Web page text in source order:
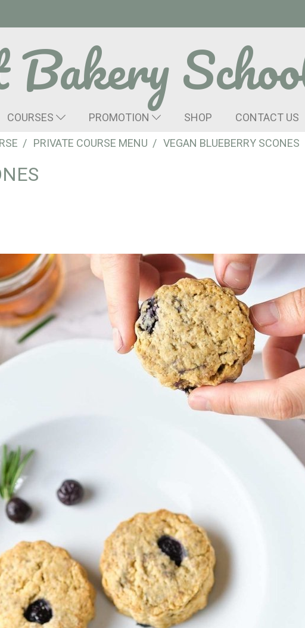
COURSES PROMOTION SHOP CONTACT US
PRIVATE COURSE MENU VEGAN BLUEBERRY SCONES